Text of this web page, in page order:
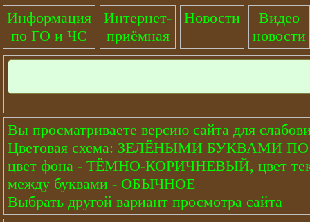
Информация
по ГО и ЧС
Интернет-
приёмная
Новости
Видео
новости
Вы просматриваете версию сайта для
Цветовая схема: ЗЕЛЁНЫМИ БУКВАМИ
цвет фона - ТЁМНО-КОРИЧНЕВЫЙ, цвет
между буквами - ОБЫЧНОЕ
Выбрать другой вариант просмотра сайта